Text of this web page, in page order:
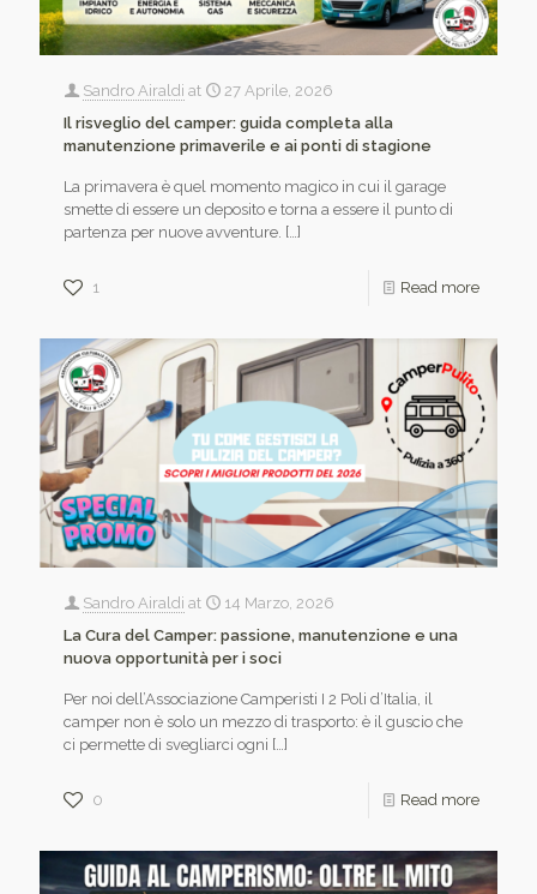
Sandro Airaldi at
27 Aprile, 2026
Il risveglio del camper: guida completa alla
manutenzione primaverile e ai ponti di stagione
La primavera è quel momento magico in cui il garage
smette di essere un deposito e torna a essere il punto di
partenza per nuove avventure. […]
1 Read more
Sandro Airaldi at
14 Marzo, 2026
La Cura del Camper: passione, manutenzione e una
nuova opportunità per i soci
Per noi dell’Associazione Camperisti I 2 Poli d’Italia, il
camper non è solo un mezzo di trasporto: è il guscio che
ci permette di svegliarci ogni […]
0 Read more